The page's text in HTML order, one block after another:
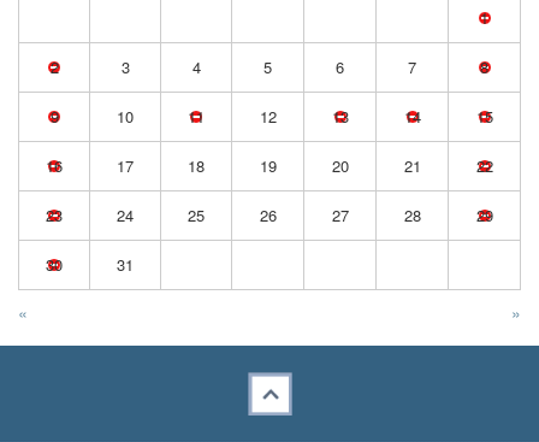
1
2 3 4 5 6 7 8
9 10 11 12 13 14 15
16 17 18 19 20 21 22
23 24 25 26 27 28 29
30 31
« »